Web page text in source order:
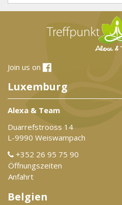
Join us on
Luxemburg
Alexa & Team
Duarrefstrooss 14
L-9990 Weiswampach
+352 26 95 75 90
Öffnungszeiten
Anfahrt
Belgien